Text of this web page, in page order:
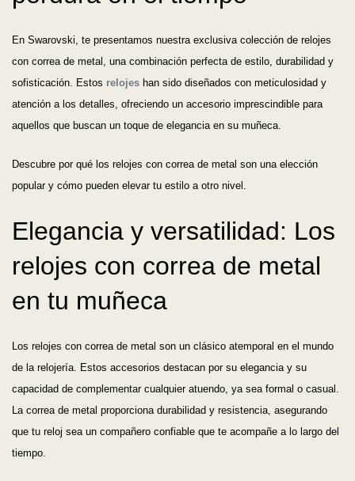
En Swarovski, te presentamos nuestra exclusiva colección de relojes
con correa de metal, una combinación perfecta de estilo, durabilidad y
sofisticación. Estos relojes han sido diseñados con meticulosidad y
atención a los detalles, ofreciendo un accesorio imprescindible para
aquellos que buscan un toque de elegancia en su muñeca.
Descubre por qué los relojes con correa de metal son una elección
popular y cómo pueden elevar tu estilo a otro nivel.
Elegancia y versatilidad: Los
relojes con correa de metal
en tu muñeca
Los relojes con correa de metal son un clásico atemporal en el mundo
de la relojería. Estos accesorios destacan por su elegancia y su
capacidad de complementar cualquier atuendo, ya sea formal o casual.
La correa de metal proporciona durabilidad y resistencia, asegurando
que tu reloj sea un compañero confiable que te acompañe a lo largo del
tiempo.